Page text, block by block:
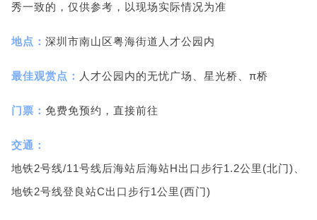
秀一致的，仅供参考，以现场实际情况为准
地点： 深圳市南山区粤海街道人才公园内
最佳观赏点： 人才公园内的无忧广场、星光桥、π桥
门票： 免费免预约，直接前往
交通：
地铁2号线/11号线后海站后海站H出口步行1.2公里(北门)、
地铁2号线登良站C出口步行1公里(西门)